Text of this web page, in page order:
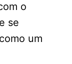
o
se
um